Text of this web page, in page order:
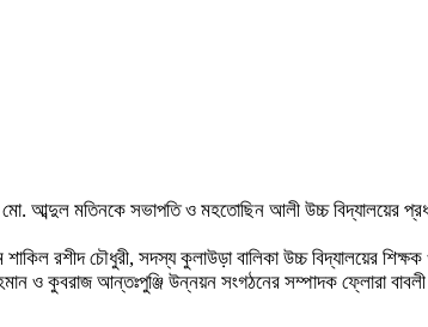
মো. আব্দুল মতিনকে সভাপতি ও মহতোছিন আলী উচ্চ বিদ্যালয়ের
রশীদ চৌধুরী, সদস্য কুলাউড়া বালিকা উচ্চ বিদ্যালয়ের
ও কুবরাজ আন্তঃপুঞ্জি উন্নয়ন সংগঠনের সম্পাদক ফ্লোরা বাবলী